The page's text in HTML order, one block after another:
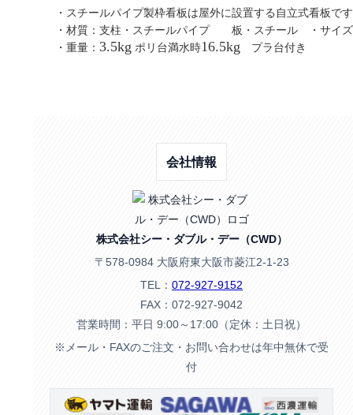
・スチールパイプ製枠看板は屋外に設置する自立式
・材質：支柱・スチールパイプ 板・スチール ・サイ
・重量： 3.5kg ポリ台満水時16.5kg プラ台付き 【
会社情報
株式会社シー・ダブル・デー（CWD）
〒578-0984 大阪府東大阪市菱江2-1-23
TEL： 072-927-9152
FAX：072-927-9042
営業時間：平日 9:00～17:00（定休：土日祝）
※メール・FAXのご注文・お問い合わせは年中無休で受
付